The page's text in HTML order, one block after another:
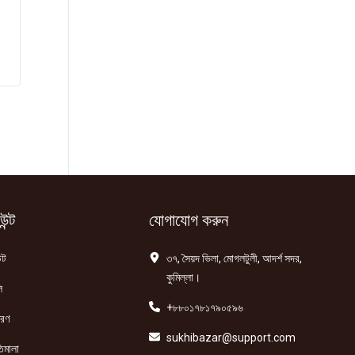
যোগাযোগ করুন
৩৭, সৈয়দ ভিলা, মোগলটুলী, আদর্শ সদর,
কুমিল্লা।
+৮৮০১৭৮১৭৯০৫৯৬
sukhibazar@support.com